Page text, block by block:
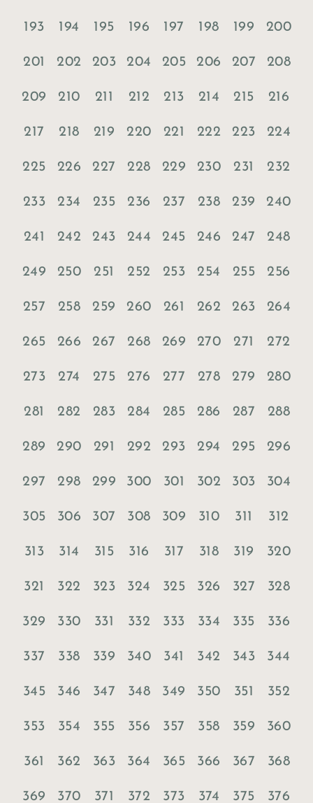
193 194 195 196 197 198 199 200
201 202 203 204 205 206 207 208
209 210 211 212 213 214 215 216
217 218 219 220 221 222 223 224
225 226 227 228 229 230 231 232
233 234 235 236 237 238 239 240
241 242 243 244 245 246 247 248
249 250 251 252 253 254 255 256
257 258 259 260 261 262 263 264
265 266 267 268 269 270 271 272
273 274 275 276 277 278 279 280
281 282 283 284 285 286 287 288
289 290 291 292 293 294 295 296
297 298 299 300 301 302 303 304
305 306 307 308 309 310 311 312
313 314 315 316 317 318 319 320
321 322 323 324 325 326 327 328
329 330 331 332 333 334 335 336
337 338 339 340 341 342 343 344
345 346 347 348 349 350 351 352
353 354 355 356 357 358 359 360
361 362 363 364 365 366 367 368
369 370 371 372 373 374 375 376